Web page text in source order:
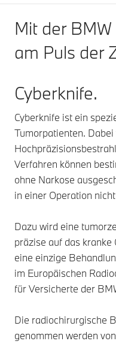
Mit der
am Puls der
Cyberknife.
Cyberknife ist ein
Tumorpatienten.
Verfahren können
ohne Narkose
in einer Operation
Dazu wird eine
präzise auf das
eine einzige
im Europäischen
für Versicherte der
Die radiochirurgische
genommen werden